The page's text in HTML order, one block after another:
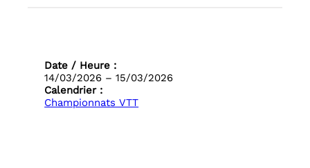
Date / Heure :
14/03/2026 – 15/03/2026
Calendrier :
Championnats VTT